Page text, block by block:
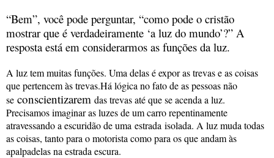
“Bem”, você pode perguntar, “como pode o cristão
mostrar que é verdadeiramente ‘a luz do mundo’?” A
resposta está em considerarmos as funções da luz.
A luz tem muitas funções. Uma delas é expor as trevas e as coisas
que pertencem às trevas.Há lógica no fato de as pessoas não
se conscientizarem das trevas até que se acenda a luz.
Precisamos imaginar as luzes de um carro repentinamente
atravessando a escuridão de uma estrada isolada. A luz muda todas
as coisas, tanto para o motorista como para os que andam às
apalpadelas na estrada escura.